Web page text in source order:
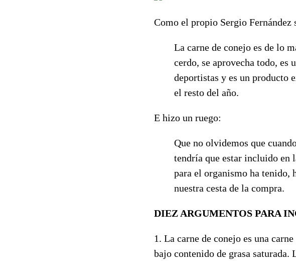
Como el propio Sergio Fernández
La carne de conejo es de lo
cerdo, se aprovecha todo, es
deportistas y es un producto
el resto del año.
E hizo un ruego:
Que no olvidemos que
tendría que estar incluido en
para el organismo ha
nuestra cesta de la compra.
DIEZ ARGUMENTOS PARA
1. La carne de conejo es una
bajo contenido de grasa